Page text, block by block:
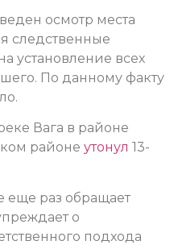
осмотр места
следственные
установление всех
По данному факту
Вага в районе
районе утонул 13-
еще раз обращает
о
подхода